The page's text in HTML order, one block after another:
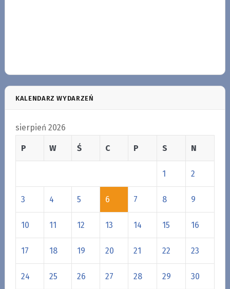
KALENDARZ WYDARZEŃ
sierpień 2026
P W Ś C P S N
1 2
3 4 5 6 7 8 9
10 11 12 13 14 15 16
17 18 19 20 21 22 23
24 25 26 27 28 29 30